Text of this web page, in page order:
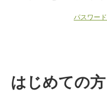
パスワー
はじめての方